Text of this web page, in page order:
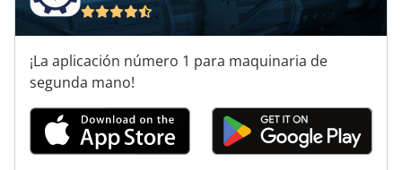
¡La aplicación número 1 para maquinaria de
segunda mano!